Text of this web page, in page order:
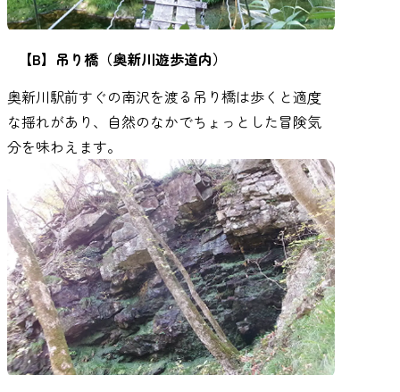
【B】吊り橋（奥新川遊歩道内）
奥新川駅前すぐの南沢を渡る吊り橋は歩くと適度
な揺れがあり、自然のなかでちょっとした冒険気
分を味わえます。